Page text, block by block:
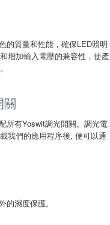
的質量和性能，確保LED照明
增加輸入電壓的兼容性，使產
關
所有Yoswit調光開關。調光電
我們的應用程序後, 便可以通
濕度保護。